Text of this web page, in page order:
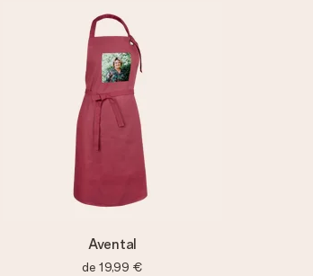
Avental
de 19,99 €